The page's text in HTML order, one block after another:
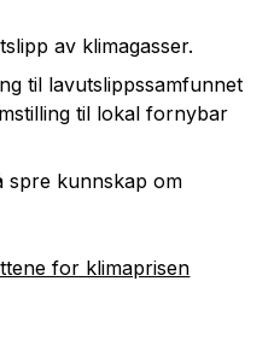
av klimagasser.
til lavutslippssamfunnet
til lokal fornybar
spre kunnskap om
for klimaprisen